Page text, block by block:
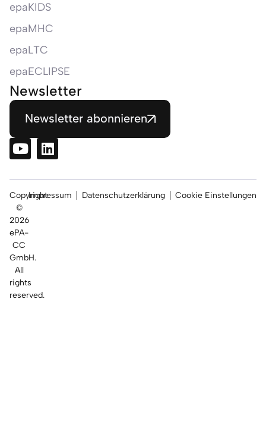
epaKIDS
epaMHC
epaLTC
epaECLIPSE
Newsletter
Newsletter abonnieren
Copyright
©
2026
ePA-
CC
GmbH.
All
rights
reserved.
Impressum Datenschutzerklärung Cookie Einstellungen